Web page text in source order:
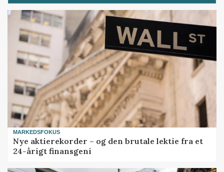
MARKEDSFOKUS
Nye aktierekorder – og den brutale lektie fra et
24-årigt finansgeni